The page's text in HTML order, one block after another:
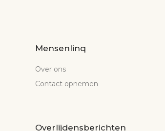
Mensenlinq
Over ons
Contact opnemen
Overlijdensberichten